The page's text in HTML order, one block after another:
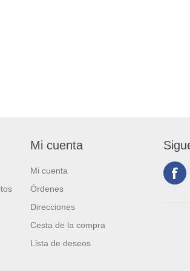
Mi cuenta
Mi cuenta
Órdenes
Direcciones
Cesta de la compra
Lista de deseos